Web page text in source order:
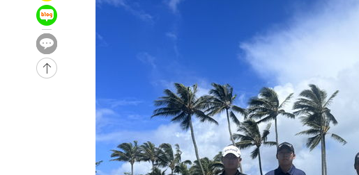
-1944초 전 >
11시간 압수수색에 성접대 파문까지…'쑥대밭' 된 축구협회
-966초 전 >
[속보]규제합리화위원회 부위원장에 김태유 서울대 공대 교수…이병
태 후임
-31038초 전 >
이강인, 폭염 속 AT마드리드 첫 훈련…80명 식사 대접까지(종합)
-28177초 전 >
미 사업체 일자리, 7월에 2.3만개 순감하고 그 전 2개월 10.3만개
하향수정 (2보)
[속보] 미 사업체, 일자리 7월에 2.3만 개 줄어…실업률은 4.1%로
[속보]이 대통령 "부동산 공급 기존 사고방식 매달리지 말고 과감히
이란, "오만과 '중앙 단일 루트' 합의…북쪽 인바운드·남쪽 아웃바
"낮 기온 소폭 하락"…수도권 폭염중대경보, 폭염경보로 하향
[속보]이 대통령, '호우피해' 안동·의성 관할 4개 면 특별재난지역